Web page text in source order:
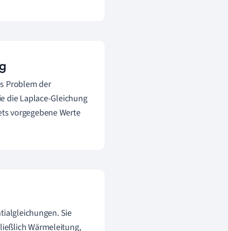
Problem der
die Laplace-Gleichung
vorgegebene Werte
Sie
Wärmeleitung,